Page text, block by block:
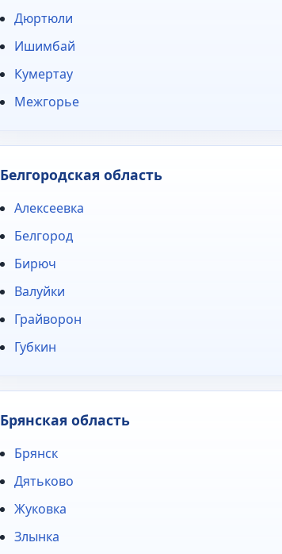
Дюртюли
Ишимбай
Кумертау
Межгорье
Белгородская область
Алексеевка
Белгород
Бирюч
Валуйки
Грайворон
Губкин
Брянская область
Брянск
Дятьково
Жуковка
Злынка